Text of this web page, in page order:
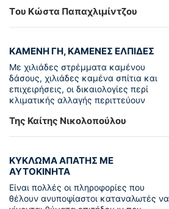
Tου Κώστα Παπαχλιμίντζου
ΚΑΜΕΝΗ ΓΗ, ΚΑΜΕΝΕΣ ΕΛΠΙΔΕΣ
Με χιλιάδες στρέμματα καμένου
δάσους, χιλιάδες καμένα σπίτια και
επιχειρήσεις, οι δικαιολογίες περί
κλιματικής αλλαγής περιττεύουν
Της Καίτης Νικολοπούλου
ΚΥΚΛΩΜΑ ΑΠΑΤΗΣ ΜΕ
ΑΥΤΟΚΙΝΗΤΑ
Είναι πολλές οι πληροφορίες που
θέλουν ανυποψίαστοι καταναλωτές να